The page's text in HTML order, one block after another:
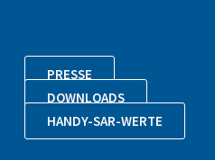
PRESSE
DOWNLOADS
HANDY-SAR-WERTE